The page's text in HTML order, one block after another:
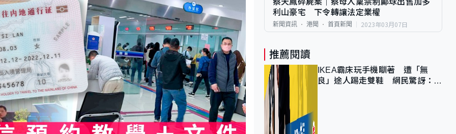
利山豪宅 下令轉讓法定業權
新聞資訊 港聞 首頁新聞 2023年03月07日
推薦閱讀
IKEA霸床玩手機瞓著 遭「無
良」途人踢走雙鞋 網民驚訝：冇